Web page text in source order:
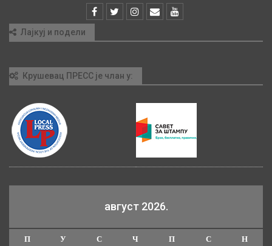
Лајкуј и подели
Крушевац ПРЕСС је члан у:
август 2026.
П У С Ч П С Н